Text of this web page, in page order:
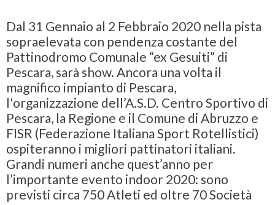
Dal 31 Gennaio al 2 Febbraio 2020 nella pista
sopraelevata con pendenza costante del
Pattinodromo Comunale “ex Gesuiti” di
Pescara, sarà show. Ancora una volta il
magnifico impianto di Pescara,
l'organizzazione dell’A.S.D. Centro Sportivo di
Pescara, la Regione e il Comune di Abruzzo e
FISR (Federazione Italiana Sport Rotellistici)
ospiteranno i migliori pattinatori italiani.
Grandi numeri anche quest’anno per
l’importante evento indoor 2020: sono
previsti circa 750 Atleti ed oltre 70 Società